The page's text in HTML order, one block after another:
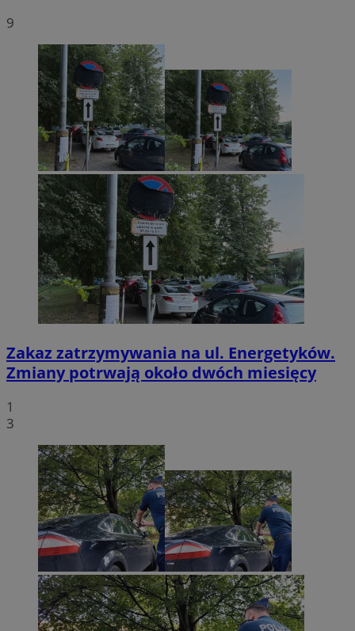
9
Zakaz zatrzymywania na ul. Energetyków.
Zmiany potrwają około dwóch miesięcy
1
3